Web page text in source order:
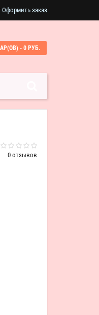
Оформить заказ
- 0 РУБ.
0 отзывов